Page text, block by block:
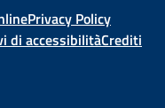
Privacy Policy
di accessibilitàCrediti